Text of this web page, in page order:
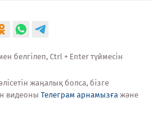
белгілеп, Ctrl + Enter түймесін
жаңалық болса, бізге
видеоны Телеграм арнамызға және